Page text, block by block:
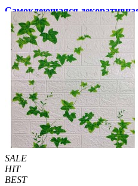
Самоклеющаяся
кирпич звезды 700x770x3мм
51 грн./шт 140 грн./шт
Купить В закладки
SALE
HIT
BEST